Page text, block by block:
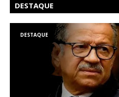
DESTAQUE
DESTAQUE